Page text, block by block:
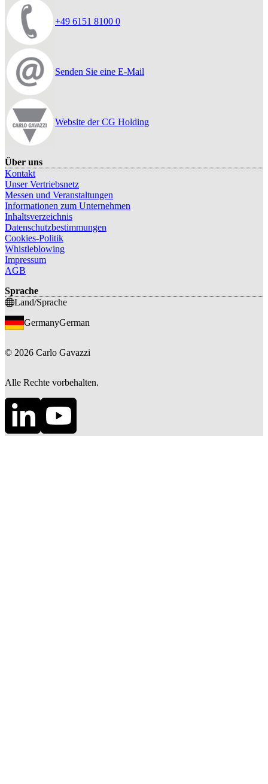
+49 6151 8100 0
Senden Sie eine E-Mail
Website der CG Holding
Über uns
Kontakt
Unser Vertriebsnetz
Messen und Veranstaltungen
Informationen zum Unternehmen
Inhaltsverzeichnis
Datenschutzbestimmungen
Cookies-Politik
Whistleblowing
Impressum
AGB
Sprache
Land/Sprache
GermanyGerman
© 2026 Carlo Gavazzi
Alle Rechte vorbehalten.